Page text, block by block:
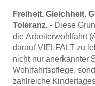
Freiheit. Gleichheit.
Toleranz. - Diese
die Arbeiterwohlfahrt
darauf VIELFALT zu
nicht nur anerkannter
Wohlfahrtspflege,
zahlreiche